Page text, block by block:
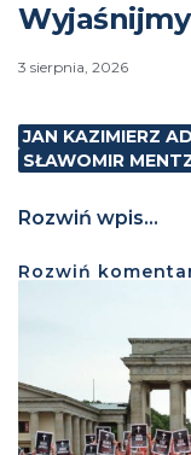
3 sierpnia, 2026
JAN KAZIMIERZ
SŁAWOMIR
Rozwiń wpis...
Rozwiń